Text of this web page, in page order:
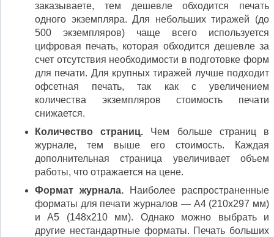
заказываете, тем дешевле обходится печать
одного экземпляра. Для небольших тиражей (до
500 экземпляров) чаще всего используется
цифровая печать, которая обходится дешевле за
счет отсутствия необходимости в подготовке форм
для печати. Для крупных тиражей лучше подходит
офсетная печать, так как с увеличением
количества экземпляров стоимость печати
снижается.
Количество страниц. Чем больше страниц в
журнале, тем выше его стоимость. Каждая
дополнительная страница увеличивает объем
работы, что отражается на цене.
Формат журнала. Наиболее распространенные
форматы для печати журналов — А4 (210х297 мм)
и А5 (148х210 мм). Однако можно выбрать и
другие нестандартные форматы. Печать больших